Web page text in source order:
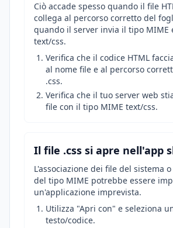
Ciò accade spesso quando il file
collega al percorso corretto del
quando il server invia il tipo MIME
text/css.
Verifica che il codice HTML
al nome file e al percorso
.css.
Verifica che il tuo server web
file con il tipo MIME text/css.
Il file .css si apre nell'app
L'associazione dei file del sistema
del tipo MIME potrebbe essere
un'applicazione imprevista.
Utilizza "Apri con" e seleziona
testo/codice.